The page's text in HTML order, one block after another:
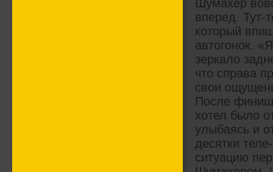
Шумахер
вперед. Тут-
который
автогонок.
зеркало
что справа
свои
После
хотел было
улыбаясь и
десятки
ситуацию